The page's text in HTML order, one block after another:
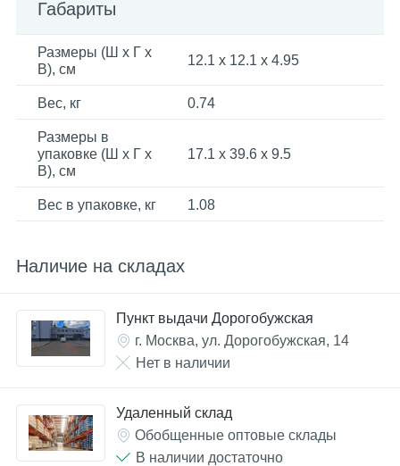
Габариты
Размеры (Ш x Г x
В), см
12.1 x 12.1 x 4.95
Вес, кг 0.74
Размеры в
упаковке (Ш x Г x
В), см
17.1 x 39.6 x 9.5
Вес в упаковке, кг 1.08
Наличие на складах
Пункт выдачи Дорогобужская
г. Москва, ул. Дорогобужская, 14
Нет в наличии
Удаленный склад
Обобщенные оптовые склады
В наличии достаточно